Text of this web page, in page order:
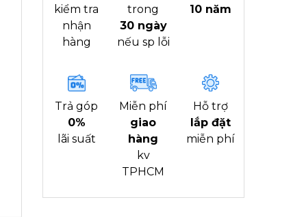
kiểm tra
nhận
hàng
trong
30 ngày
nếu sp lỗi
10 năm
Trả góp
0%
lãi suất
Miễn phí
giao
hàng
kv
TPHCM
Hỗ trợ
lắp đặt
miễn phí